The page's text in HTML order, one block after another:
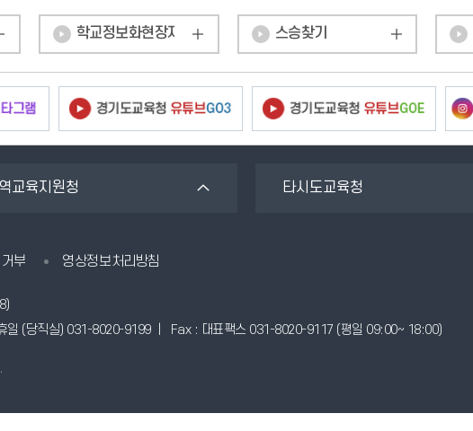
학교정보화현장지원시스템 스승찾기
교육지원청 타시도교육청
부 영상정보처리방침
일 (당직실) 031-8020-9199 | Fax : 대표팩스 031-8020-9117 (평일 09:00~ 18:00)